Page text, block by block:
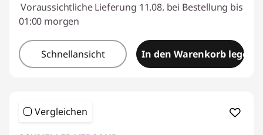
Voraussichtliche Lieferung 11.08. bei Bestellung bis
01:00 morgen
Schnellansicht In den Warenkorb legen
Vergleichen